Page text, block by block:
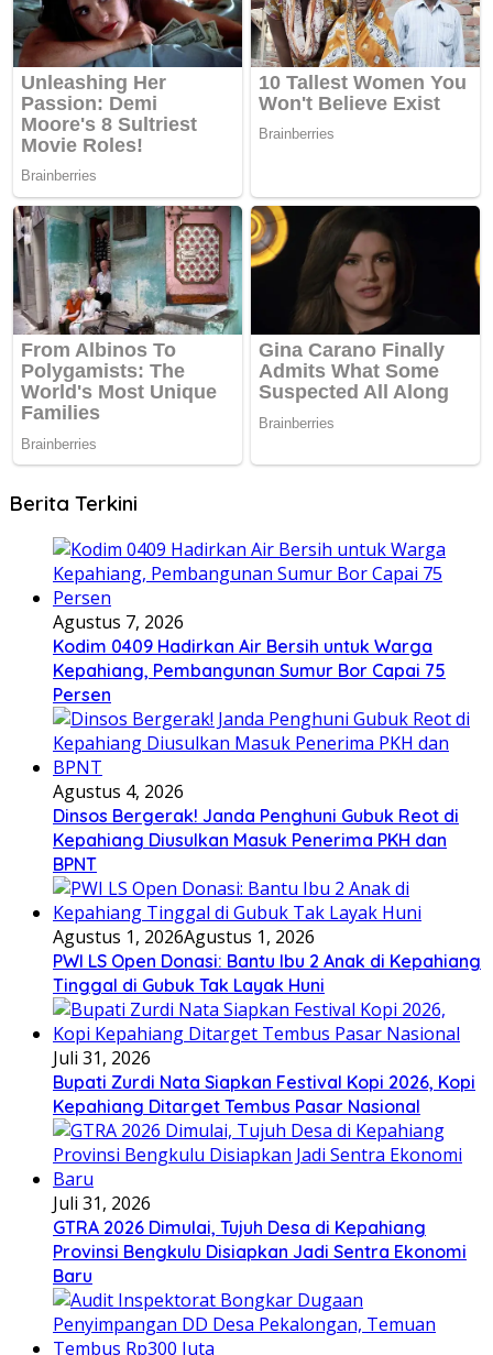
Berita Terkini
Agustus 7, 2026
Kodim 0409 Hadirkan Air Bersih untuk Warga
Kepahiang, Pembangunan Sumur Bor Capai 75
Persen
Agustus 4, 2026
Dinsos Bergerak! Janda Penghuni Gubuk Reot di
Kepahiang Diusulkan Masuk Penerima PKH dan
BPNT
Agustus 1, 2026Agustus 1, 2026
PWI LS Open Donasi: Bantu Ibu 2 Anak di Kepahiang
Tinggal di Gubuk Tak Layak Huni
Juli 31, 2026
Bupati Zurdi Nata Siapkan Festival Kopi 2026, Kopi
Kepahiang Ditarget Tembus Pasar Nasional
Juli 31, 2026
GTRA 2026 Dimulai, Tujuh Desa di Kepahiang
Provinsi Bengkulu Disiapkan Jadi Sentra Ekonomi
Baru